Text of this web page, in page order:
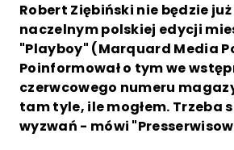
Robert Ziębiński nie będzie
naczelnym polskiej edycji
"Playboy" (Marquard Media
Poinformował o tym we
czerwcowego numeru
tam tyle, ile mogłem. Trzeba
wyzwań - mówi